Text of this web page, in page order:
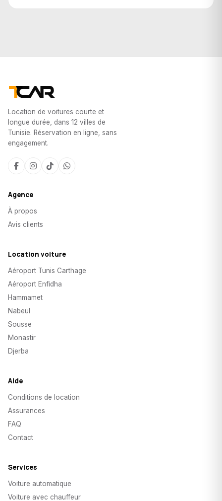
Location de voitures courte et
longue durée, dans 12 villes de
Tunisie. Réservation en ligne, sans
engagement.
Agence
À propos
Avis clients
Location voiture
Aéroport Tunis Carthage
Aéroport Enfidha
Hammamet
Nabeul
Sousse
Monastir
Djerba
Aide
Conditions de location
Assurances
FAQ
Contact
Services
Voiture automatique
Voiture avec chauffeur